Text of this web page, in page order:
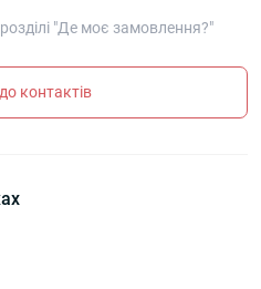
"Де моє замовлення?"
контактів